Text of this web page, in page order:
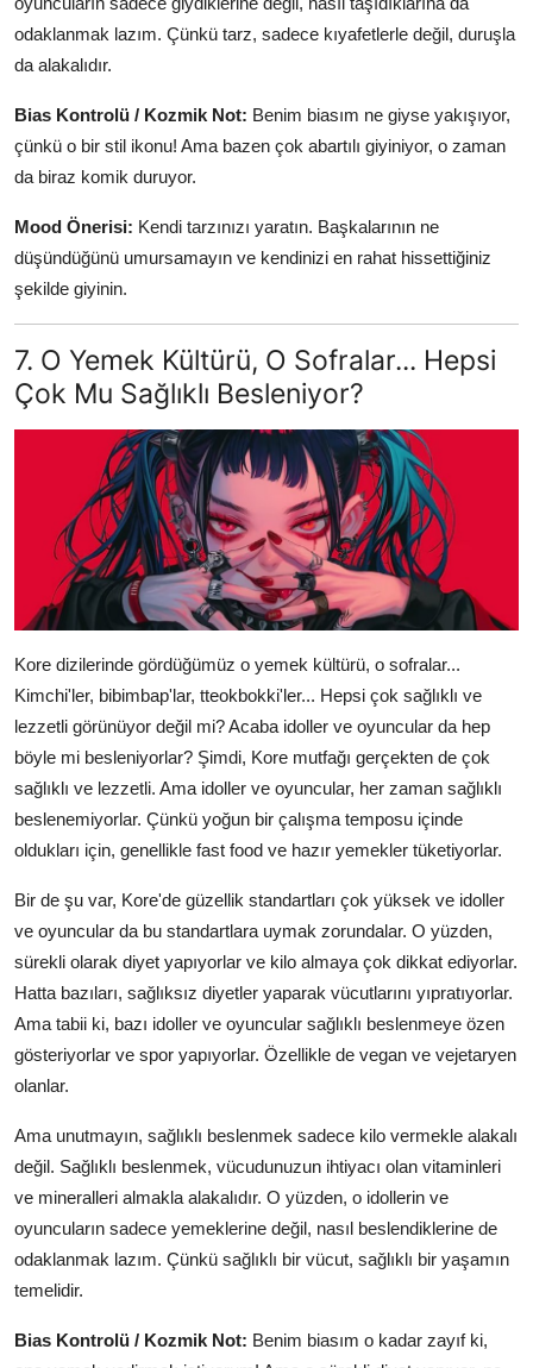
odaklanmak lazım. Çünkü tarz, sadece kıyafetlerle değil, duruşla
da alakalıdır.
Bias Kontrolü / Kozmik Not: Benim biasım ne giyse yakışıyor,
çünkü o bir stil ikonu! Ama bazen çok abartılı giyiniyor, o zaman
da biraz komik duruyor.
Mood Önerisi: Kendi tarzınızı yaratın. Başkalarının ne
düşündüğünü umursamayın ve kendinizi en rahat hissettiğiniz
şekilde giyinin.
7. O Yemek Kültürü, O Sofralar... Hepsi
Çok Mu Sağlıklı Besleniyor?
Kore dizilerinde gördüğümüz o yemek kültürü, o sofralar...
Kimchi'ler, bibimbap'lar, tteokbokki'ler... Hepsi çok sağlıklı ve
lezzetli görünüyor değil mi? Acaba idoller ve oyuncular da hep
böyle mi besleniyorlar? Şimdi, Kore mutfağı gerçekten de çok
sağlıklı ve lezzetli. Ama idoller ve oyuncular, her zaman sağlıklı
beslenemiyorlar. Çünkü yoğun bir çalışma temposu içinde
oldukları için, genellikle fast food ve hazır yemekler tüketiyorlar.
Bir de şu var, Kore'de güzellik standartları çok yüksek ve idoller
ve oyuncular da bu standartlara uymak zorundalar. O yüzden,
sürekli olarak diyet yapıyorlar ve kilo almaya çok dikkat ediyorlar.
Hatta bazıları, sağlıksız diyetler yaparak vücutlarını yıpratıyorlar.
Ama tabii ki, bazı idoller ve oyuncular sağlıklı beslenmeye özen
gösteriyorlar ve spor yapıyorlar. Özellikle de vegan ve vejetaryen
olanlar.
Ama unutmayın, sağlıklı beslenmek sadece kilo vermekle alakalı
değil. Sağlıklı beslenmek, vücudunuzun ihtiyacı olan vitaminleri
ve mineralleri almakla alakalıdır. O yüzden, o idollerin ve
oyuncuların sadece yemeklerine değil, nasıl beslendiklerine de
odaklanmak lazım. Çünkü sağlıklı bir vücut, sağlıklı bir yaşamın
temelidir.
Bias Kontrolü / Kozmik Not: Benim biasım o kadar zayıf ki,